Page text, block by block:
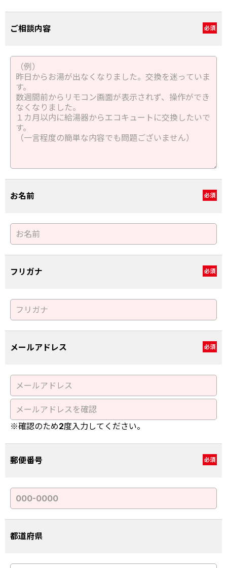
ご相談内容 必須
お名前 必須
フリガナ 必須
メールアドレス 必須
※確認のため2度入力してください。
郵便番号 必須
都道府県